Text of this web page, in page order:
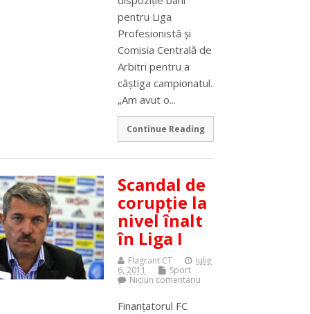
pentru Liga
Profesionistă şi
Comisia Centrală de
Arbitri pentru a
câştiga campionatul.
„Am avut o...
Continue Reading
Scandal de
corupţie la
nivel înalt
în Liga I
Flagrant CT
iulie
6, 2011
Sport
Niciun comentariu
Finanţatorul FC